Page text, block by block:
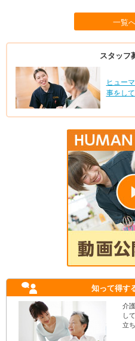
一覧
スタッフ
ヒュー
事をし
知って得す
介
し
立